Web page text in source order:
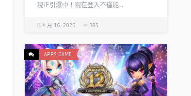
現正引爆中！現在登入不僅能 ..
4 月 16, 2026 385
APPS GAME